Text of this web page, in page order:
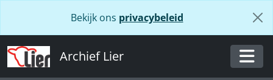
Bekijk ons privacybeleid
Archief Lier